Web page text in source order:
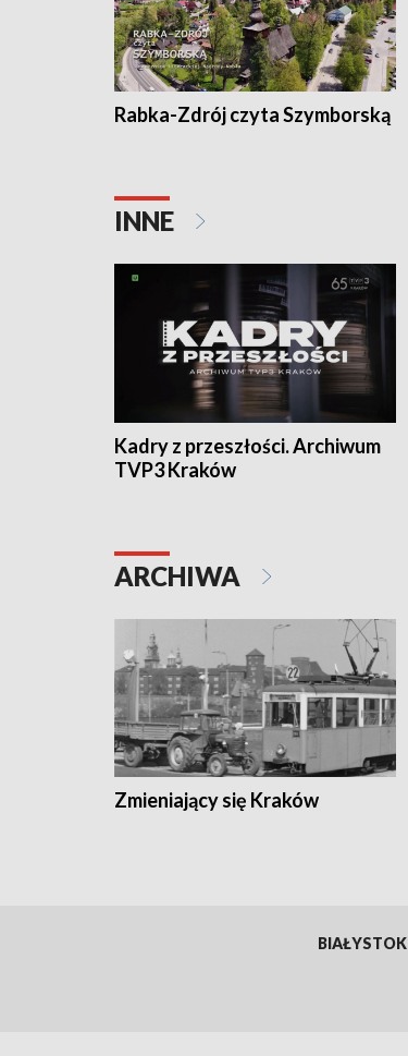
Rabka-Zdrój czyta Szymborską
INNE
Kadry z przeszłości. Archiwum
TVP3 Kraków
ARCHIWA
Zmieniający się Kraków
BIAŁYSTOK